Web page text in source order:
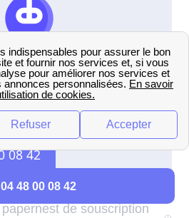
04 48 00 08 42